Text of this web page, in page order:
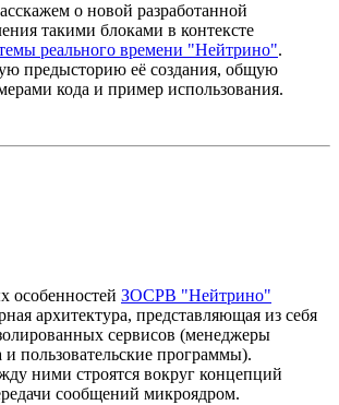
о новой разработанной
такими блоками в контексте
реального времени "Нейтрино".
предысторию её создания, общую
кода и пример использования.
особенностей ЗОСРВ "Нейтрино"
архитектура, представляющая из себя
сервисов (менеджеры
и пользовательские программы).
ними строятся вокруг концепций
сообщений микроядром.